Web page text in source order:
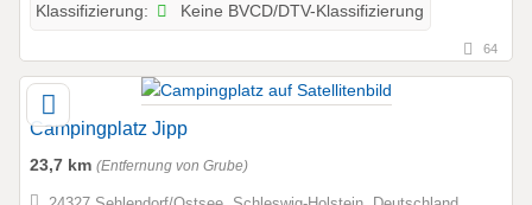
Klassifizierung: Keine BVCD/DTV-Klassifizierung
64
Campingplatz Jipp
23,7 km (Entfernung von Grube)